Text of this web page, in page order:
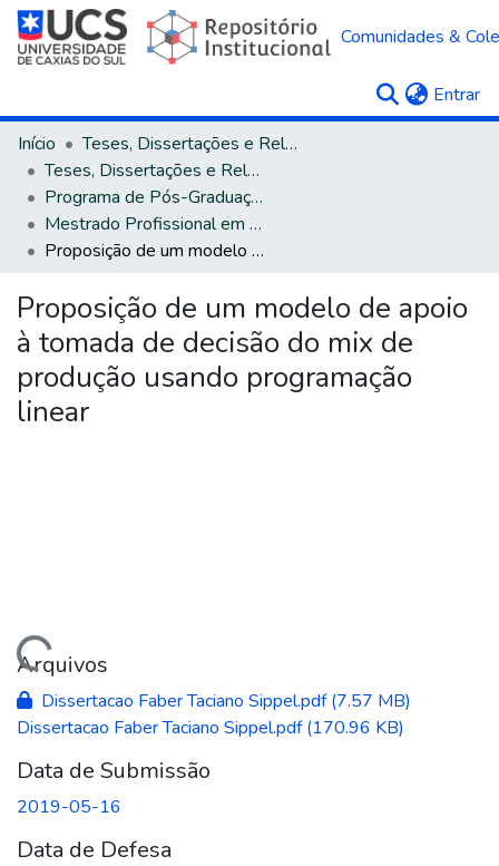
Comunidades &
Entrar
Início
Teses, Dissertações e Relatórios
Teses, Dissertações e Relatórios defendidos na UCS
Programa de Pós-Graduação em Engenharia de Produção
Mestrado Profissional em Engenharia de Produção
Proposição de um modelo de apoio à tomada de decisão do mix de produção usando programação linear
Proposição de um modelo de apoio
à tomada de decisão do mix de
produção usando programação
linear
Arquivos
Dissertacao Faber Taciano Sippel.pdf(7.57 MB)
Dissertacao Faber Taciano Sippel.pdf(170.96 KB)
Data de Submissão
2019-05-16
Data de Defesa